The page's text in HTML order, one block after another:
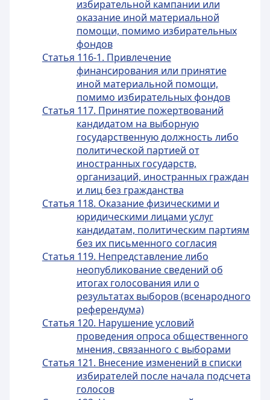
избирательной кампании или
оказание иной материальной
помощи, помимо избирательных
фондов
Статья 116-1. Привлечение
финансирования или принятие
иной материальной помощи,
помимо избирательных фондов
Статья 117. Принятие пожертвований
кандидатом на выборную
государственную должность либо
политической партией от
иностранных государств,
организаций, иностранных граждан
и лиц без гражданства
Статья 118. Оказание физическими и
юридическими лицами услуг
кандидатам, политическим партиям
без их письменного согласия
Статья 119. Непредставление либо
неопубликование сведений об
итогах голосования или о
результатах выборов (всенародного
референдума)
Статья 120. Нарушение условий
проведения опроса общественного
мнения, связанного с выборами
Статья 121. Внесение изменений в списки
избирателей после начала подсчета
голосов